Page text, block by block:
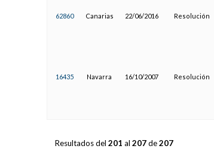
62860 Canarias 22/06/2016 Resolución
16435 Navarra 16/10/2007 Resolución
Resultados del 201 al 207de207